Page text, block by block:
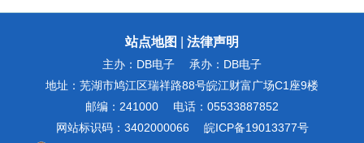
站点地图 法律声明
主办：DB电子
承办：DB电子
地址：芜湖市鸠江区瑞祥路88号皖江财富广场C1座9楼
邮编：241000
电话：05533887852
网站标识码：3402000066
皖ICP备19013377号